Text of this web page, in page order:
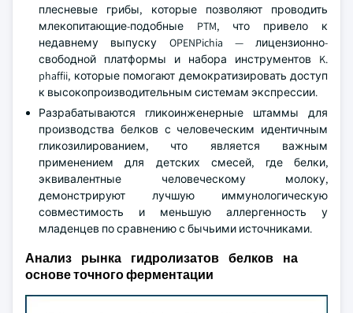
плесневые грибы, которые позволяют проводить
млекопитающие-подобные PTM, что привело к
недавнему выпуску OPENPichia — лицензионно-
свободной платформы и набора инструментов K.
phaffii, которые помогают демократизировать доступ
к высокопроизводительным системам экспрессии.
Разрабатываются гликоинженерные штаммы для
производства белков с человеческим идентичным
гликозилированием, что является важным
применением для детских смесей, где белки,
эквивалентные человеческому молоку,
демонстрируют лучшую иммунологическую
совместимость и меньшую аллергенность у
младенцев по сравнению с бычьими источниками.
Анализ рынка гидролизатов белков на
основе точного ферментации